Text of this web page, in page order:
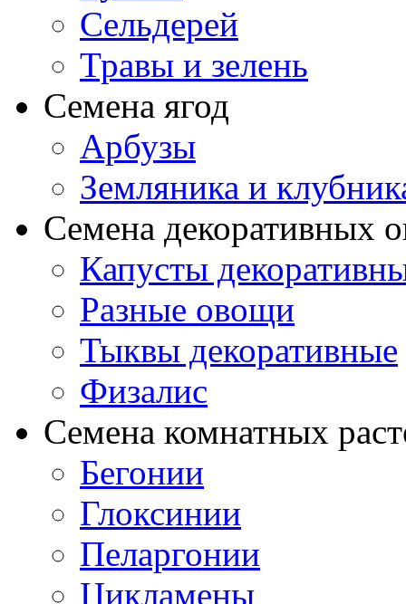
Сельдерей
Травы и зелень
Семена ягод
Арбузы
Земляника и
Семена декоративных
Капусты
Разные овощи
Тыквы декоративные
Физалис
Семена комнатных
Бегонии
Глоксинии
Пеларгонии
Цикламены